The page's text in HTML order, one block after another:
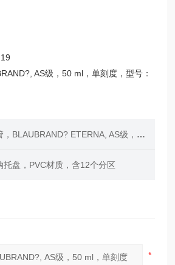
AS级，50 ml，单刻度，型号：
ETERNA, AS级，50 ml，单刻度
托盘，PVC材质，含12个分区